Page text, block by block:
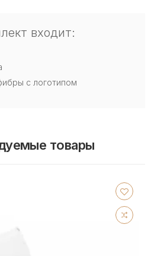
входит:
с логотипом
товары